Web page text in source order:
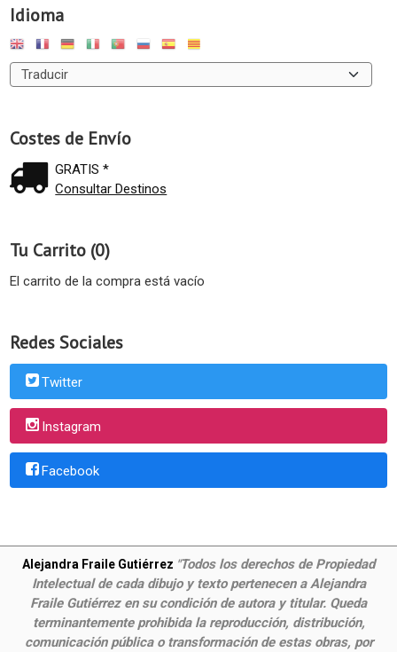
Idioma
Costes de Envío
GRATIS *
Consultar Destinos
Tu Carrito (0)
El carrito de la compra está vacío
Redes Sociales
Twitter
Instagram
Facebook
Alejandra Fraile Gutiérrez "Todos los derechos de Propiedad
Intelectual de cada dibujo y texto pertenecen a Alejandra
Fraile Gutiérrez en su condición de autora y titular. Queda
terminantemente prohibida la reproducción, distribución,
comunicación pública o transformación de estas obras, por